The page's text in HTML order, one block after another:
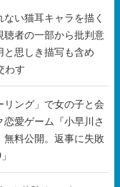
ない猫耳キャラを描く
者の一部から批判意
と思しき描写も含め
わす
リング」で女の子と会
愛ゲーム『小早川さ
無料公開。返事に失敗